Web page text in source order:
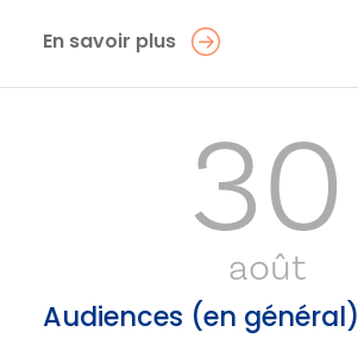
En savoir plus
30
août
Audiences (en général)